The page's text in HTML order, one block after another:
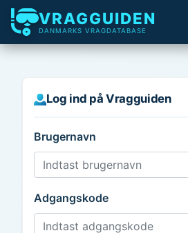
VRAGGUIDEN
DANMARKS VRAGDATABASE
Log ind på Vragguiden
Brugernavn
Adgangskode